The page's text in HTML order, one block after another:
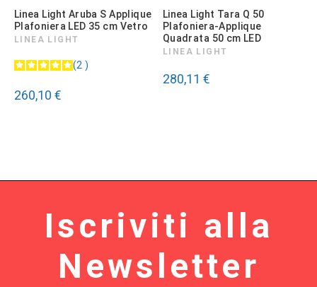
Linea Light Aruba S Applique
Plafoniera LED 35 cm Vetro
LINEA LIGHT
2
260,10 €
Linea Light Tara Q 50
Plafoniera-Applique
Quadrata 50 cm LED
LINEA LIGHT
280,11 €
Iscriviti alla
Newsletter